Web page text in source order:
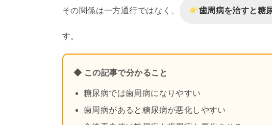
その関係は一方通行ではなく、 歯周病を治すと糖
す。
◆ この記事で分かること
糖尿病では歯周病になりやすい
歯周病があると糖尿病が悪化しやすい